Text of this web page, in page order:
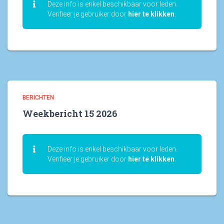
Deze info is enkel beschikbaar voor leden.
Verifieer je gebruiker door hier te klikken
BERICHTEN
Weekbericht 15 2026
Deze info is enkel beschikbaar voor leden.
Verifieer je gebruiker door hier te klikken